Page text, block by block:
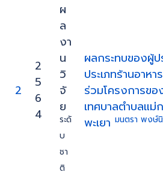
2
2
5
6
4
ผ
ล
งา
น
วิ
จั
ย
ระดั
บ
ชา
ติ
ผลกระทบของผู้ป
ประเภทร้านอาหา
ร่วมโครงการขอ
เทศบาลตำบลแ
พะเยา มนตรา พงษ์